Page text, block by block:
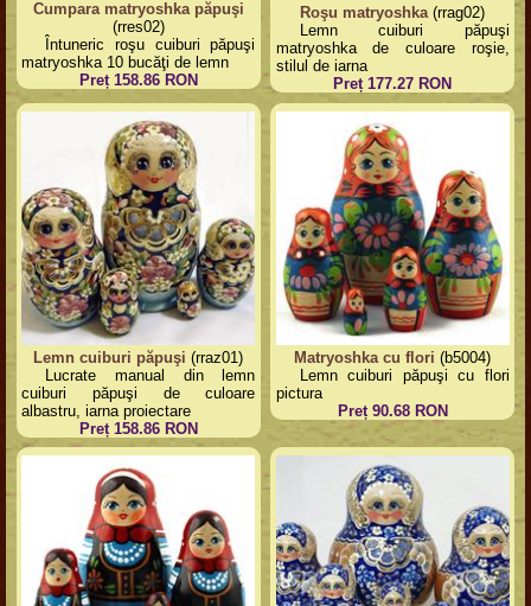
Cumpara matryoshka păpuşi
(rres02)
Întuneric roşu cuiburi păpuşi
matryoshka 10 bucăţi de lemn
Preț 158.86 RON
Roşu matryoshka (rrag02)
Lemn cuiburi păpuşi
matryoshka de culoare roşie,
stilul de iarna
Preț 177.27 RON
Lemn cuiburi păpuşi (rraz01)
Lucrate manual din lemn
cuiburi păpuşi de culoare
albastru, iarna proiectare
Preț 158.86 RON
Matryoshka cu flori (b5004)
Lemn cuiburi păpuşi cu flori
pictura
Preț 90.68 RON